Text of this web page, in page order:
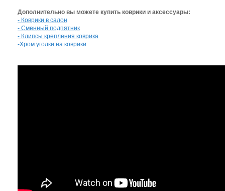
Дополнительно вы можете купить коврики и аксессуары:
- Коврики в салон
- Сменный подпятник
- Клипсы крепления коврика
-Хром уголки на коврики